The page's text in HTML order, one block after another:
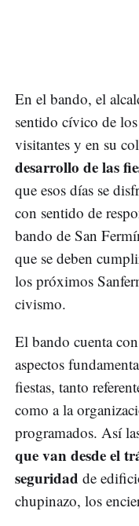
En el bando, el
sentido cívico de
visitantes y en su
desarrollo de las
que esos días se
con sentido de
bando de San
que se deben
los próximos
civismo.
El bando cuenta
aspectos
fiestas, tanto
como a la
programados. Así
que van desde el
seguridad de
chupinazo, los